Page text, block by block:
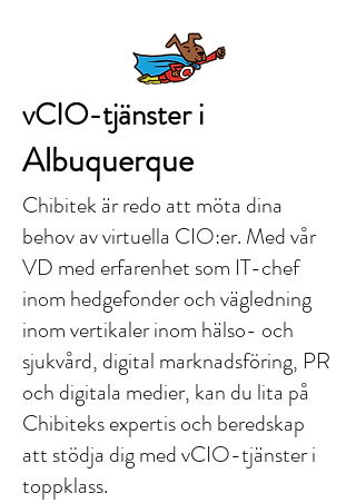
vCIO-tjänster i
Albuquerque
Chibitek är redo att möta dina
behov av virtuella CIO:er. Med vår
VD med erfarenhet som IT-chef
inom hedgefonder och vägledning
inom vertikaler inom hälso- och
sjukvård, digital marknadsföring, PR
och digitala medier, kan du lita på
Chibiteks expertis och beredskap
att stödja dig med vCIO-tjänster i
toppklass.